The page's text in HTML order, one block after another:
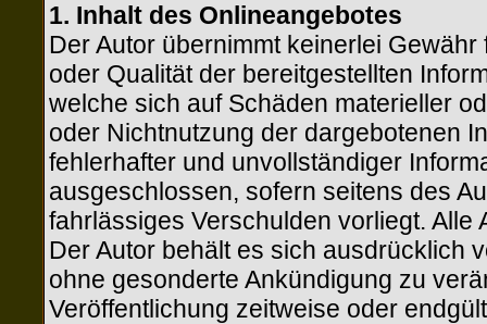
1. Inhalt des Onlineangebotes
Der Autor übernimmt keinerlei
oder Qualität der bereitgestellten
welche sich auf Schäden materieller
oder Nichtnutzung der dargebotenen
fehlerhafter und unvollständiger
ausgeschlossen, sofern seitens des
fahrlässiges Verschulden vorliegt.
Der Autor behält es sich ausdrücklich
ohne gesonderte Ankündigung zu
Veröffentlichung zeitweise oder